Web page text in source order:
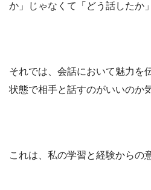
か」じゃなくて「どう話したか
それでは、会話において魅力を
状態で相手と話すのがいいのか
これは、私の学習と経験からの